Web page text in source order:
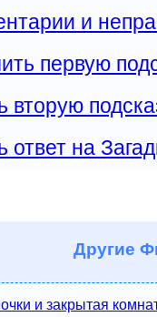
и
первую
вторую
ответ на
Другие
и закрытая